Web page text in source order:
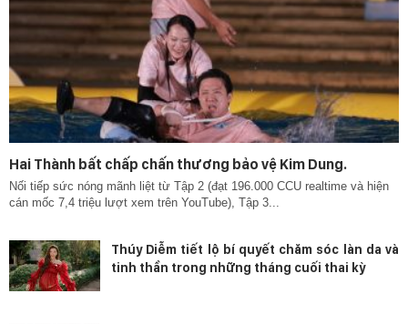
Hai Thành bất chấp chấn thương bảo vệ Kim Dung.
Nối tiếp sức nóng mãnh liệt từ Tập 2 (đạt 196.000 CCU realtime và hiện
cán mốc 7,4 triệu lượt xem trên YouTube), Tập 3...
Thúy Diễm tiết lộ bí quyết chăm sóc làn da và
tinh thần trong những tháng cuối thai kỳ